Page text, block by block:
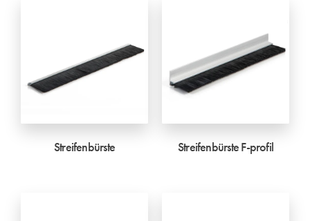
Streifenbürste Streifenbürste F-profil